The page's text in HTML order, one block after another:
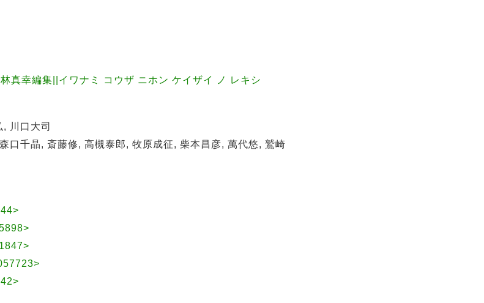
真幸編集||イワナミ コウザ ニホン ケイザイ ノ レキシ
川口大司
口千晶, 斎藤修, 高槻泰郎, 牧原成征, 柴本昌彦, 萬代悠, 鷲崎